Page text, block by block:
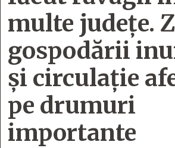
multe județe.
gospodării
și circulație
pe drumuri
importante